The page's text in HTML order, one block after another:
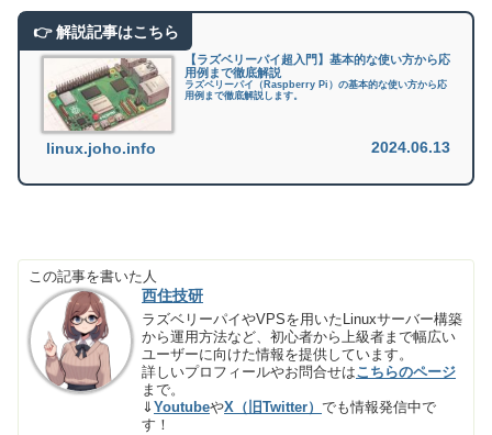
【ラズベリーパイ超入門】基本的な使い方から応
用例まで徹底解説
ラズベリーパイ（Raspberry Pi）の基本的な使い方から応
用例まで徹底解説します。
linux.joho.info 2024.06.13
この記事を書いた人
西住技研
ラズベリーパイやVPSを用いたLinuxサーバー構築
から運用方法など、初心者から上級者まで幅広い
ユーザーに向けた情報を提供しています。
詳しいプロフィールやお問合せはこちらのページ
まで。
⇓ YoutubeやX（旧Twitter）でも情報発信中で
す！